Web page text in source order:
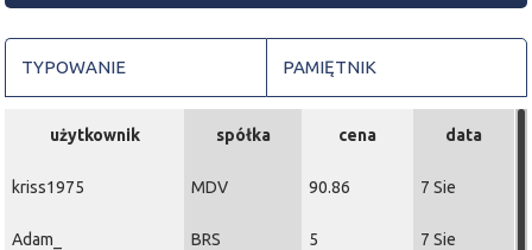
TYPOWANIE PAMIĘTNIK
użytkownik spółka cena data
kriss1975 MDV 90.86 7 Sie
Adam_ BRS 5 7 Sie